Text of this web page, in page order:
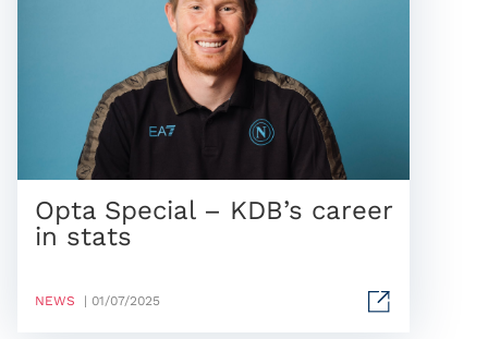
Opta Special – KDB’s career
in stats
NEWS | 01/07/2025